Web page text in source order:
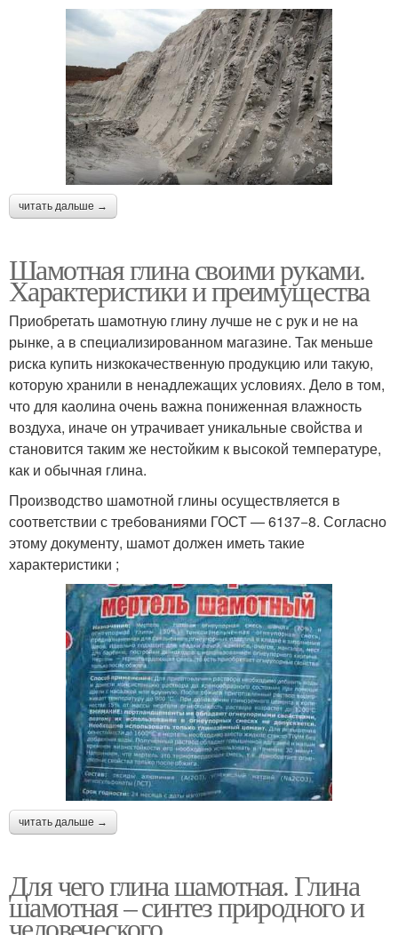
читать дальше →
Шамотная глина своими руками.
Характеристики и преимущества
Приобретать шамотную глину лучше не с рук и не на
рынке, а в специализированном магазине. Так меньше
риска купить низкокачественную продукцию или такую,
которую хранили в ненадлежащих условиях. Дело в том,
что для каолина очень важна пониженная влажность
воздуха, иначе он утрачивает уникальные свойства и
становится таким же нестойким к высокой температуре,
как и обычная глина.
Производство шамотной глины осуществляется в
соответствии с требованиями ГОСТ — 6137−8. Согласно
этому документу, шамот должен иметь такие
характеристики ;
читать дальше →
Для чего глина шамотная. Глина
шамотная – синтез природного и